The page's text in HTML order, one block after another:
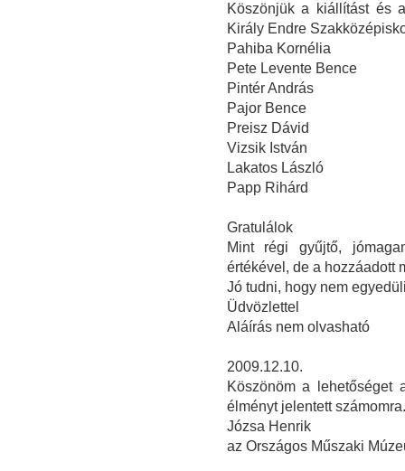
Köszönjük a kiállítást és
Király Endre
Pahiba Kornélia
Pete Levente Bence
Pintér András
Pajor Bence
Preisz Dávid
Vizsik István
Lakatos László
Papp Rihárd
Gratulálok
Mint régi gyűjtő,
értékével, de a hozzáadott
Jó tudni, hogy nem
Üdvözlettel
Aláírás nem olvasható
2009.12.10.
Köszönöm a lehetőséget
élményt jelentett számomra.
Józsa Henrik
az Országos Műszaki